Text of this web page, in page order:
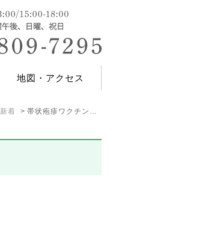
地図・アクセス
新着 帯状疱疹ワクチンについて